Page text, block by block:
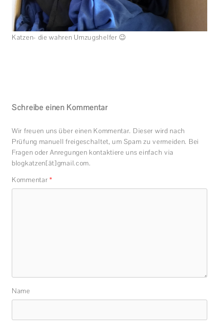
Katzen- die wahren Umzugshelfer 😉
Schreibe einen Kommentar
Wir freuen uns über einen Kommentar. Dieser wird nach
Prüfung manuell freigeschaltet, um Spam zu vermeiden. Bei
Fragen oder Anregungen kontaktiere uns einfach via
blogkatzen[ät]gmail.com.
Kommentar *
Name